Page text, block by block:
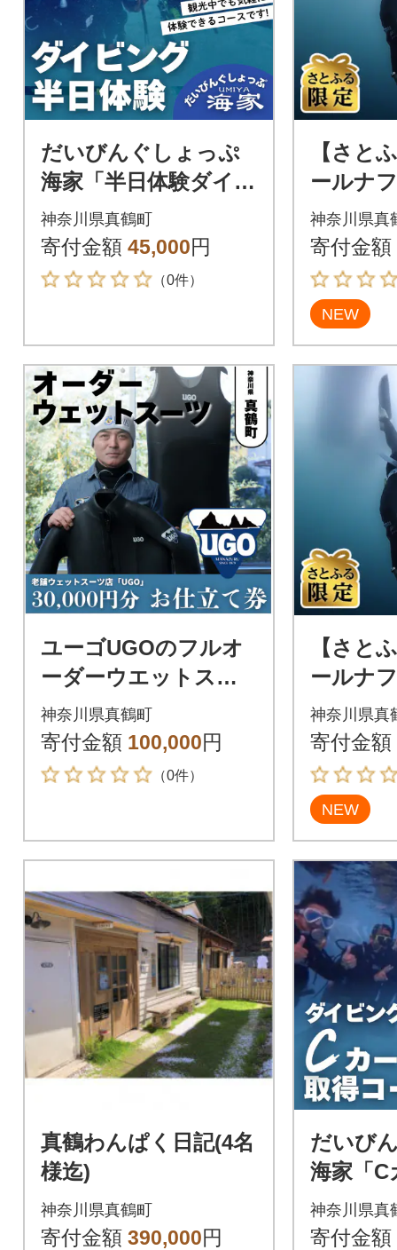
だいびんぐしょっぷ
海家「半日体験ダイビ
ング」
神奈川県真鶴町
寄付金額 45,000円
（0件）
【さと
ールナ
ングス
券
神奈川県真
寄付金額
NEW
ユーゴUGOのフルオ
ーダーウエットスー
ツ購入で使える商品券
30,000円分
神奈川県真鶴町
寄付金額 100,000円
（0件）
【さと
ールナ
ングス
券
神奈川県真
寄付金額
NEW
真鶴わんぱく日記(4名
様迄)
神奈川県真鶴町
寄付金額 390,000円
だいび
海家「C
ース」
真鶴町
神奈川県真
寄付金額